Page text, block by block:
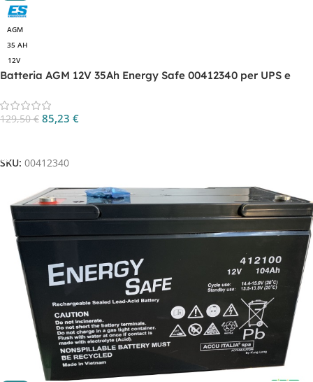
AGM
35 AH
12V
Batteria AGM 12V 35Ah Energy Safe 00412340 per UPS e
129,50€ 85,23 €
SKU: 00412340